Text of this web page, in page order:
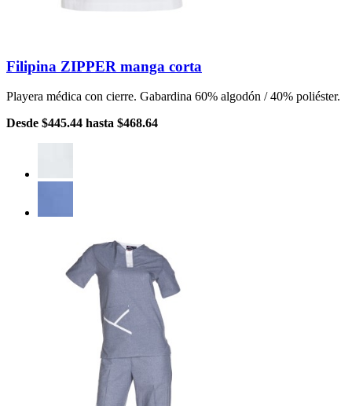
Filipina ZIPPER manga corta
Playera médica con cierre. Gabardina 60% algodón / 40% poliéster.
Desde $445.44 hasta $468.64